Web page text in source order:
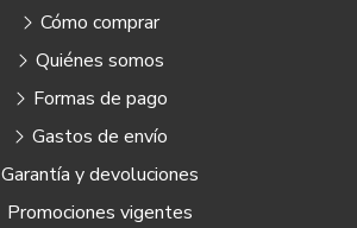
Cómo comprar
Quiénes somos
Formas de pago
Gastos de envío
Garantía y devoluciones
Promociones vigentes